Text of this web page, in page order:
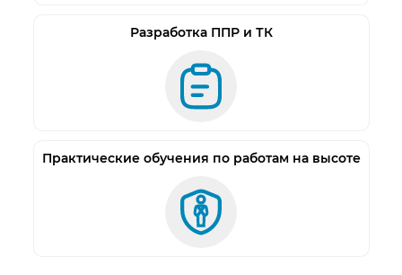
Разработка ППР и ТК
Практические обучения по работам на высоте